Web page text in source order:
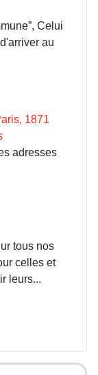
Celui
au
1871
adresses
tous nos
celles et
leurs...